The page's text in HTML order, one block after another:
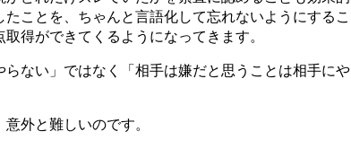
ことを、ちゃんと言語化して忘れないようにするこ
得ができてくるようになってきます。
らない」ではなく「相手は嫌だと思うことは相手にや
外と難しいのです。